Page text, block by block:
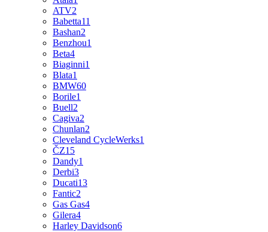
ATV2
Babetta11
Bashan2
Benzhou1
Beta4
Biaginni1
Blata1
BMW60
Borile1
Buell2
Cagiva2
Chunlan2
Cleveland CycleWerks1
ČZ15
Dandy1
Derbi3
Ducati13
Fantic2
Gas Gas4
Gilera4
Harley Davidson6